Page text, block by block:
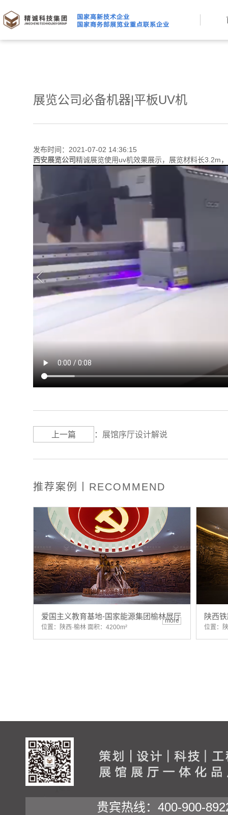
展览公司必备机器|平板UV机
发布时间：2021-07-02 14:36:15
西安展览公司精诚展览使用uv机效果展示，展览材料长3.2m
上一篇 ： 展馆序厅设计解说
推荐案例丨RECOMMEND
爱国主义教育基地-国家能源集团榆林展厅
位置：陕西·榆林 面积：4200m²
more 陕西
位置：
贵宾热线：400-900-